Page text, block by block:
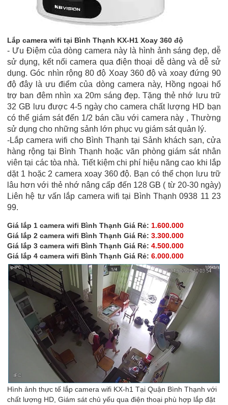
Lắp camera wifi tại Bình Thạnh KX-H1 Xoay 360 độ
- Ưu Điệm của dòng camera này là hình ảnh sáng đẹp, dễ
sử dụng, kết nối camera qua điện thoại dễ dàng và dễ sử
dụng. Góc nhìn rộng 80 độ Xoay 360 độ và xoay đứng 90
độ đây là ưu điểm của dòng camera này, Hồng ngoại hổ
trợ ban đêm nhìn xa 20m sáng đẹp. Tặng thẻ nhớ lưu trữ
32 GB lưu được 4-5 ngày cho camera chất lượng HD bạn
có thể giám sát đến 1/2 bán cầu với camera này , Thường
sử dụng cho những sảnh lớn phục vụ giám sát quản lý.
-Lắp camera wifi cho Bình Thạnh tại Sảnh khách sạn, cửa
hàng rộng tại Bình Thạnh hoặc văn phòng giám sát nhân
viên tại các tòa nhà. Tiết kiệm chi phí hiệu năng cao khi lắp
dặt 1 hoặc 2 camera xoay 360 độ. Bạn có thể chọn lưu trữ
lâu hơn với thẻ nhớ nâng cấp đến 128 GB ( từ 20-30 ngày)
Liên hệ tư vấn lắp camera wifi tại Bình Thạnh 0938 11 23
99.
Giá lắp 1 camera wifi Bình Thạnh Giá Rẻ: 1.600.000
Giá lắp 2 camera wifi Bình Thạnh Giá Rẻ: 3.300.000
Giá lắp 3 camera wifi Bình Thạnh Giá Rẻ: 4.500.000
Giá lắp 4 camera wifi Bình Thạnh Giá Rẻ: 6.000.000
Hình ảnh thực tế lắp camera wifi KX-h1 Tại Quận Bình Thạnh với
chất lượng HD, Giám sát chủ yếu qua điện thoại phù hợp lắp đặt